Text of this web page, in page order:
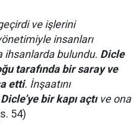
ve işlerini
insanları
ihsanlarda bulundu. Dicle
tarafında bir saray ve
etti. İnşaatını
bir kapı açtıve ona
54)